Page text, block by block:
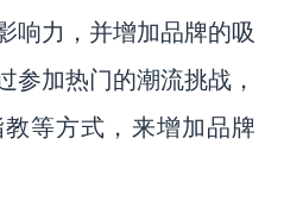
响力，并增加品牌的吸
参加热门的潮流挑战，
等方式，来增加品牌